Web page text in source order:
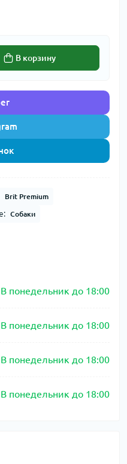
В корзину
Brit Premium
Собаки
В понедельник до 18:00
В понедельник до 18:00
В понедельник до 18:00
В понедельник до 18:00